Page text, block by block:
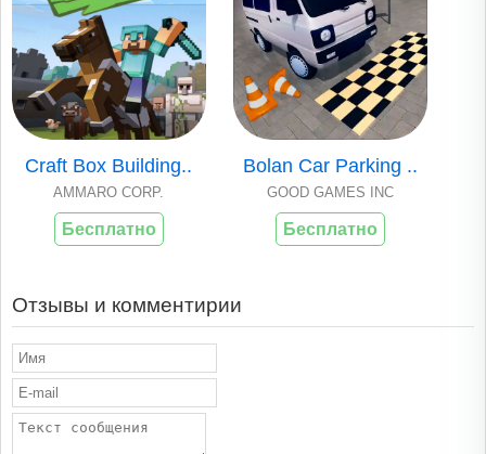
Craft Box Building..
AMMARO CORP.
Бесплатно
Bolan Car Parking ..
GOOD GAMES INC
Бесплатно
Отзывы и комментирии